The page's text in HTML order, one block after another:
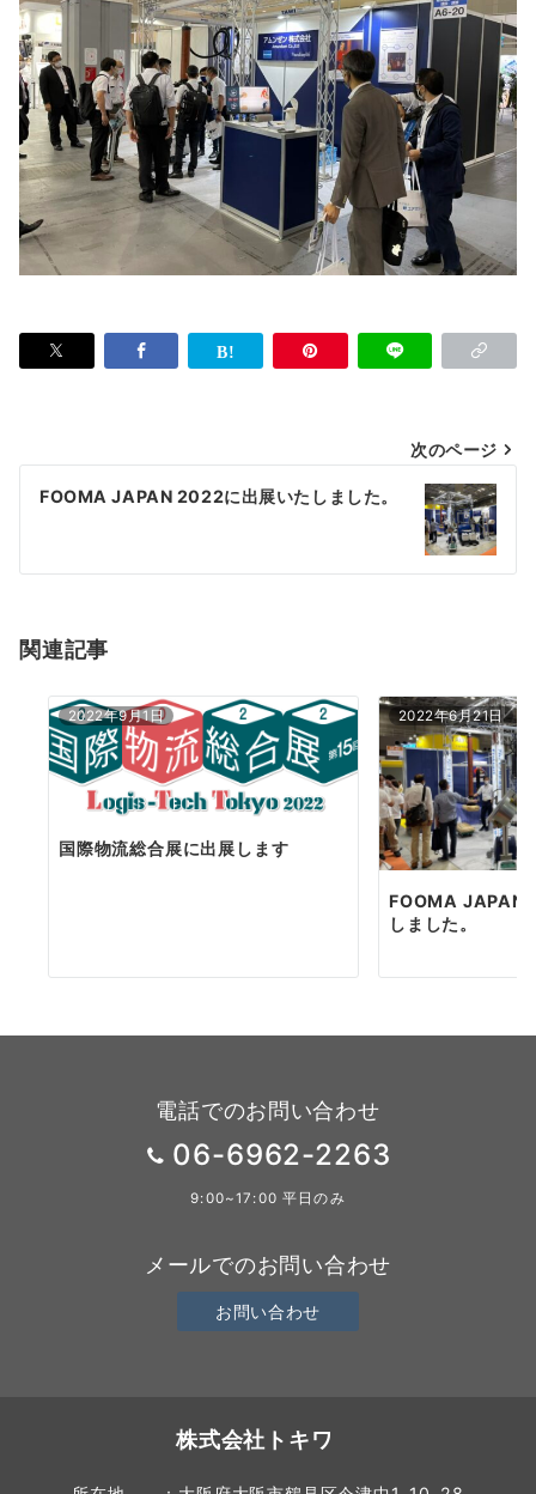
稿
ビ
ー
次のページ
FOOMA JAPAN 2022に出展いたしました。
関連記事
2022年9月1日
国際物流総合展に出展します
2022年6月21日
FOOMA JAPAN
しました。
電話でのお問い合わせ
06-6962-2263
9:00~17:00 平日のみ
メールでのお問い合わせ
お問い合わせ
株式会社トキワ